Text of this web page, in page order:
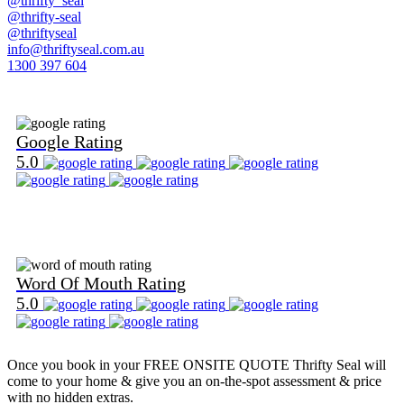
@thrifty-seal
@thriftyseal
info@thriftyseal.com.au
1300 397 604
Google Rating
5.0
Word Of Mouth Rating
5.0
Once you book in yourFREE ONSITE QUOTE Thrifty Seal will
come to your home & give you an on-the-spot assessment & price
with no hidden extras.